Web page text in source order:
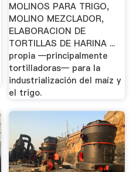
MOLINOS PARA TRIGO,
MOLINO MEZCLADOR,
ELABORACION DE
TORTILLAS DE HARINA ...
propia —principalmente
tortilladoras— para la
industrialización del maíz y
el trigo.